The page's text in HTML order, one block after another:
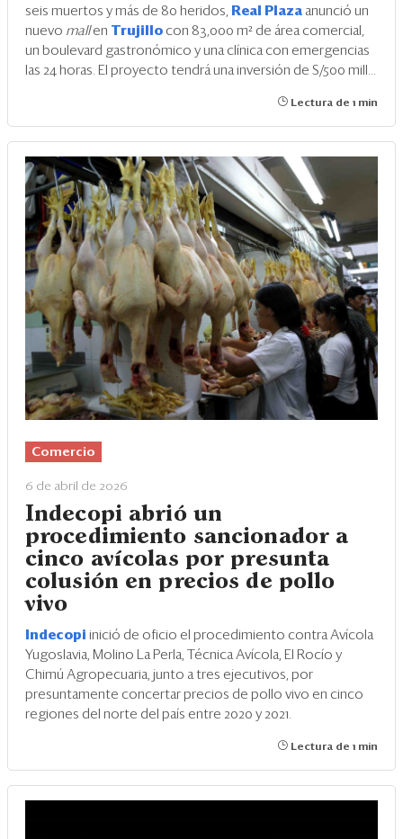
seis muertos y más de 80 heridos, Real Plaza anunció un
nuevo mallen Trujillo con 83,000 m² de área comercial,
un boulevard gastronómico y una clínica con emergencias
las 24 horas. El proyecto tendrá una inversión de S/500 mill...
Lectura de 1 min
Comercio
6 de abril de 2026
Indecopi abrió un
procedimiento sancionador a
cinco avícolas por presunta
colusión en precios de pollo
vivo
Indecopi inició de oficio el procedimiento contra Avícola
Yugoslavia, Molino La Perla, Técnica Avícola, El Rocío y
Chimú Agropecuaria, junto a tres ejecutivos, por
presuntamente concertar precios de pollo vivo en cinco
regiones del norte del país entre 2020 y 2021.
Lectura de 1 min